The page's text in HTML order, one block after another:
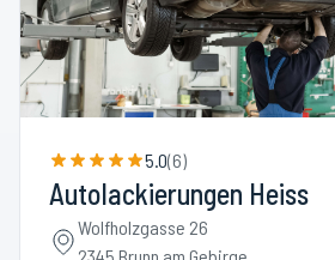
5.0(6)
Autolackierungen Heiss
Wolfholzgasse 26